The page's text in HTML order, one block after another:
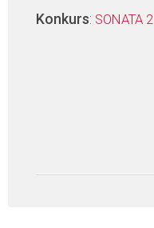
Konkurs: SONATA 2